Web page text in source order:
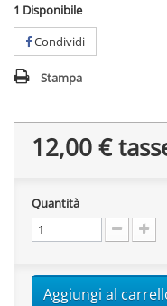
1 Disponibile
Condividi
Stampa
12,00 €
Quantità
Aggiungi al